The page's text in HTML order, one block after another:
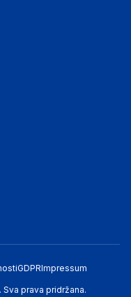
GDPRImpressum
prava pridržana.